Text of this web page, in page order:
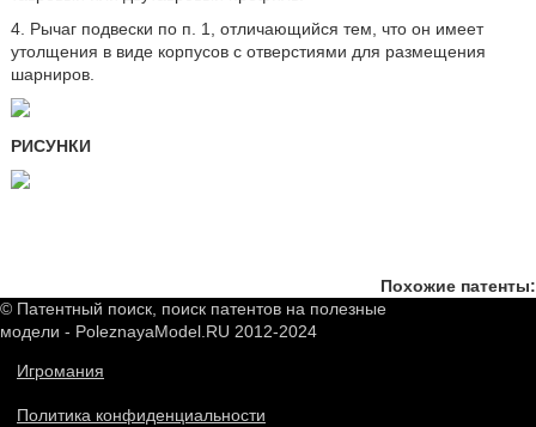
4. Рычаг подвески по п. 1, отличающийся тем, что он имеет
утолщения в виде корпусов с отверстиями для размещения
шарниров.
РИСУНКИ
Похожие патенты:
© Патентный поиск, поиск патентов на полезные
модели - PoleznayaModel.RU 2012-2024
Игромания
Политика конфиденциальности